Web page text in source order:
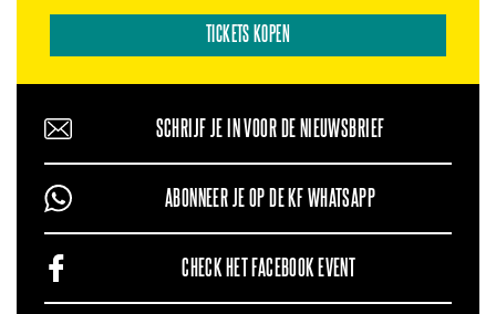
TICKETS KOPEN
SCHRIJF JE IN VOOR DE NIEUWSBRIEF
ABONNEER JE OP DE KF WHATSAPP
CHECK HET FACEBOOK EVENT